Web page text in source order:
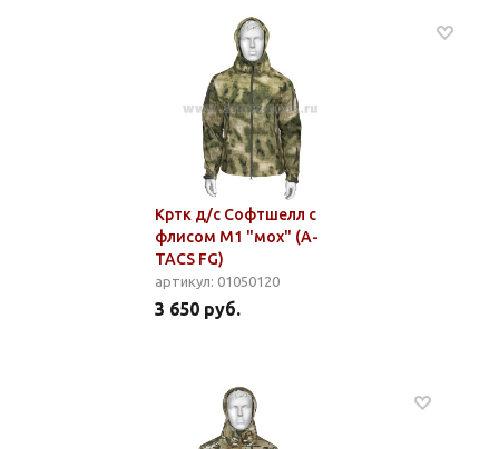
Кртк д/с Софтшелл с
флисом М1 "мох" (A-
TACS FG)
артикул: 01050120
3 650 руб.